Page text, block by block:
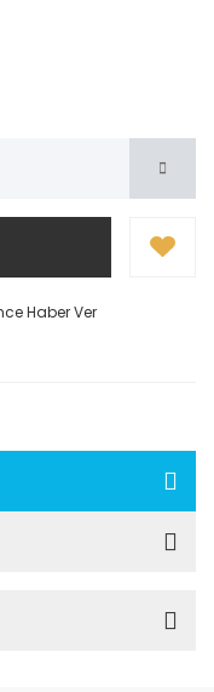
Haber Ver